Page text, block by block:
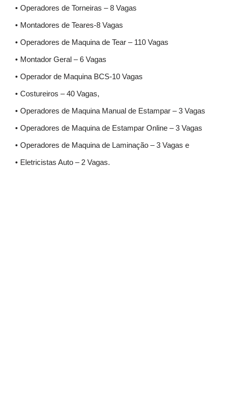
Operadores de Torneiras – 8 Vagas
Montadores de Teares-8 Vagas
Operadores de Maquina de Tear – 110 Vagas
Montador Geral – 6 Vagas
Operador de Maquina BCS-10 Vagas
Costureiros – 40 Vagas,
Operadores de Maquina Manual de Estampar – 3 Vagas
Operadores de Maquina de Estampar Online – 3 Vagas
Operadores de Maquina de Laminação – 3 Vagas e
Eletricistas Auto – 2 Vagas.